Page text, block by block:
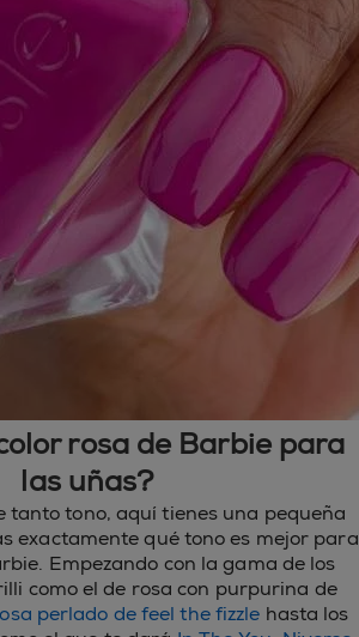
rosa de Barbie para
las uñas?
tanto tono, aquí tienes una pequeña
exactamente qué tono es mejor para
Empezando con la gama de los
como el de rosa con purpurina de
perlado de feel the fizzle hasta los